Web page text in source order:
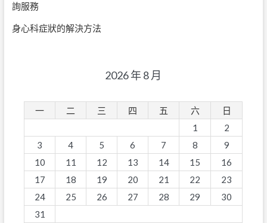
詢服務
身心科症狀的解決方法
2026 年 8 月
一 二 三 四 五 六
日
1
2
3
4 5 6 7 8
9
10
11 12 13 14 15
16
17
18 19 20 21 22
23
24
25 26 27 28 29
30
31